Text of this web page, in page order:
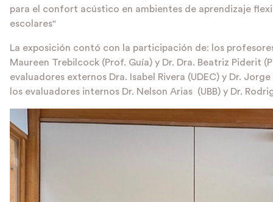
para el confort acústico en ambientes de aprendizaje
escolares"
La exposición contó con la participación de: los
Maureen Trebilcock (Prof. Guía) y Dr. Dra. Beatriz Piderit
evaluadores externos Dra. Isabel Rivera (UDEC) y Dr. Jorge
los evaluadores internos Dr. Nelson Arias (UBB) y Dr.